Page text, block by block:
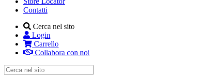
Contatti
Cerca nel sito
Login
Carrello
Collabora con noi